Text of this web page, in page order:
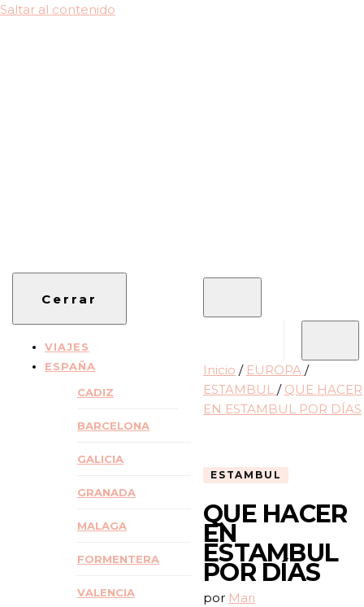
Saltar al contenido
cuxitravel.com
Cerrar
VIAJES
ESPAÑA
CADIZ
BARCELONA
GALICIA
GRANADA
MALAGA
FORMENTERA
VALENCIA
Inicio / EUROPA /
ESTAMBUL / QUE HACER
EN ESTAMBUL POR DÍAS
ESTAMBUL
QUE HACER
EN
ESTAMBUL
POR DÍAS
por Mari